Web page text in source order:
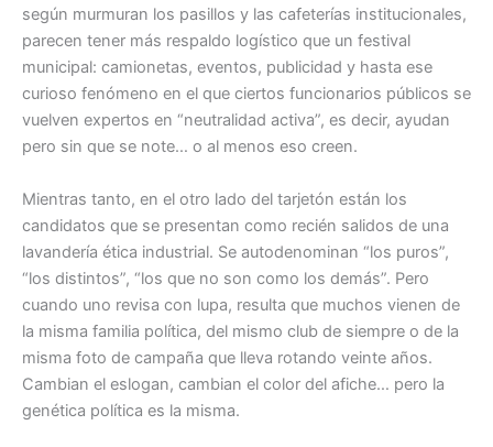
según murmuran los pasillos y las cafeterías institucionales,
parecen tener más respaldo logístico que un festival
municipal: camionetas, eventos, publicidad y hasta ese
curioso fenómeno en el que ciertos funcionarios públicos se
vuelven expertos en “neutralidad activa”, es decir, ayudan
pero sin que se note… o al menos eso creen.
Mientras tanto, en el otro lado del tarjetón están los
candidatos que se presentan como recién salidos de una
lavandería ética industrial. Se autodenominan “los puros”,
“los distintos”, “los que no son como los demás”. Pero
cuando uno revisa con lupa, resulta que muchos vienen de
la misma familia política, del mismo club de siempre o de la
misma foto de campaña que lleva rotando veinte años.
Cambian el eslogan, cambian el color del afiche… pero la
genética política es la misma.